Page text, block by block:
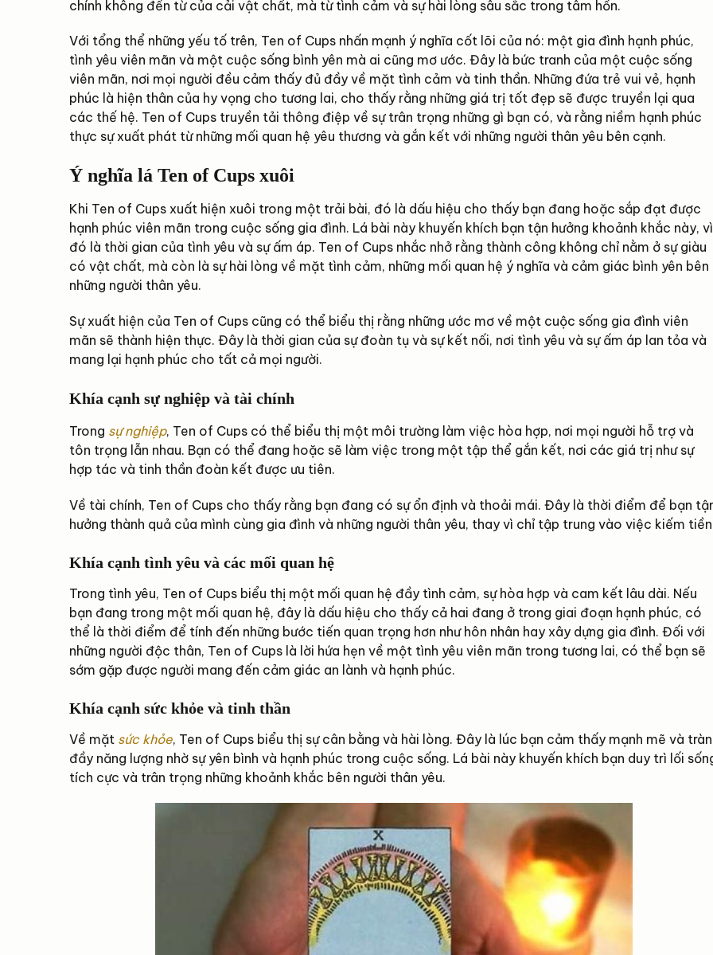
chính không đến từ của cải vật chất, mà từ tình cảm và sự hài lòng sâu sắc trong tâm hồn.
Với tổng thể những yếu tố trên, Ten of Cups nhấn mạnh ý nghĩa cốt lõi của nó: một gia đình hạnh phúc,
tình yêu viên mãn và một cuộc sống bình yên mà ai cũng mơ ước. Đây là bức tranh của một cuộc sống
viên mãn, nơi mọi người đều cảm thấy đủ đầy về mặt tình cảm và tinh thần. Những đứa trẻ vui vẻ, hạnh
phúc là hiện thân của hy vọng cho tương lai, cho thấy rằng những giá trị tốt đẹp sẽ được truyền lại qua
các thế hệ. Ten of Cups truyền tải thông điệp về sự trân trọng những gì bạn có, và rằng niềm hạnh phúc
thực sự xuất phát từ những mối quan hệ yêu thương và gắn kết với những người thân yêu bên cạnh.
Ý nghĩa lá Ten of Cups xuôi
Khi Ten of Cups xuất hiện xuôi trong một trải bài, đó là dấu hiệu cho thấy bạn đang hoặc sắp đạt được
hạnh phúc viên mãn trong cuộc sống gia đình. Lá bài này khuyến khích bạn tận hưởng khoảnh khắc này, vì
đó là thời gian của tình yêu và sự ấm áp. Ten of Cups nhắc nhở rằng thành công không chỉ nằm ở sự giàu
có vật chất, mà còn là sự hài lòng về mặt tình cảm, những mối quan hệ ý nghĩa và cảm giác bình yên bên
những người thân yêu.
Sự xuất hiện của Ten of Cups cũng có thể biểu thị rằng những ước mơ về một cuộc sống gia đình viên
mãn sẽ thành hiện thực. Đây là thời gian của sự đoàn tụ và sự kết nối, nơi tình yêu và sự ấm áp lan tỏa và
mang lại hạnh phúc cho tất cả mọi người.
Khía cạnh sự nghiệp và tài chính
Trong sự nghiệp, Ten of Cups có thể biểu thị một môi trường làm việc hòa hợp, nơi mọi người hỗ trợ và
tôn trọng lẫn nhau. Bạn có thể đang hoặc sẽ làm việc trong một tập thể gắn kết, nơi các giá trị như sự
hợp tác và tinh thần đoàn kết được ưu tiên.
Về tài chính, Ten of Cups cho thấy rằng bạn đang có sự ổn định và thoải mái. Đây là thời điểm để bạn
hưởng thành quả của mình cùng gia đình và những người thân yêu, thay vì chỉ tập trung vào việc kiếm
Khía cạnh tình yêu và các mối quan hệ
Trong tình yêu, Ten of Cups biểu thị một mối quan hệ đầy tình cảm, sự hòa hợp và cam kết lâu dài. Nếu
bạn đang trong một mối quan hệ, đây là dấu hiệu cho thấy cả hai đang ở trong giai đoạn hạnh phúc, có
thể là thời điểm để tính đến những bước tiến quan trọng hơn như hôn nhân hay xây dựng gia đình. Đối với
những người độc thân, Ten of Cups là lời hứa hẹn về một tình yêu viên mãn trong tương lai, có thể bạn sẽ
sớm gặp được người mang đến cảm giác an lành và hạnh phúc.
Khía cạnh sức khỏe và tinh thần
Về mặt sức khỏe, Ten of Cups biểu thị sự cân bằng và hài lòng. Đây là lúc bạn cảm thấy mạnh mẽ và tràn
đầy năng lượng nhờ sự yên bình và hạnh phúc trong cuộc sống. Lá bài này khuyến khích bạn duy trì lối
tích cực và trân trọng những khoảnh khắc bên người thân yêu.